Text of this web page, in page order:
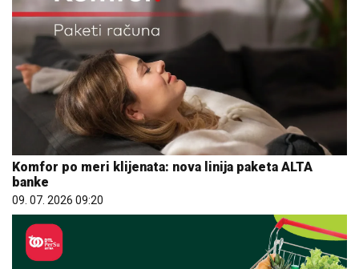
Komfor po meri klijenata: nova linija paketa ALTA
banke
09. 07. 2026 09:20